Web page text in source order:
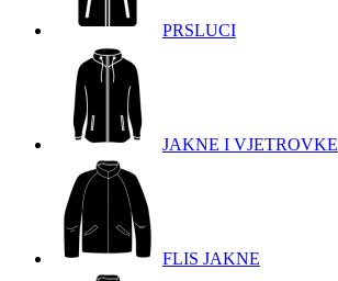
PRSLUCI
JAKNE I VJETROVKE
FLIS JAKNE